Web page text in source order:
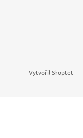
Vytvořil Shoptet